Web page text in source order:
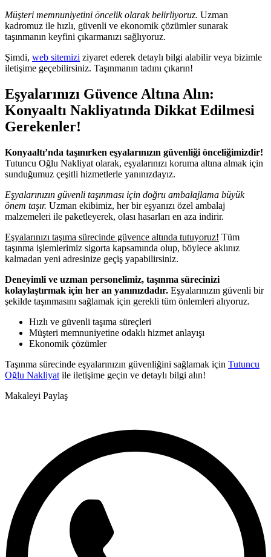
Müşteri memnuniyetini öncelik olarak belirliyoruz. Uzman
kadromuz ile hızlı, güvenli ve ekonomik çözümler sunarak
taşınmanın keyfini çıkarmanızı sağlıyoruz.
Şimdi, web sitemizi ziyaret ederek detaylı bilgi alabilir veya bizimle
iletişime geçebilirsiniz. Taşınmanın tadını çıkarın!
Eşyalarınızı Güvence Altına Alın:
Konyaaltı Nakliyatında Dikkat Edilmesi
Gerekenler!
Konyaaltı’nda taşınırken eşyalarınızın güvenliği önceliğimizdir!
Tutuncu Oğlu Nakliyat olarak, eşyalarınızı koruma altına almak için
sunduğumuz çeşitli hizmetlerle yanınızdayız.
Eşyalarınızın güvenli taşınması için doğru ambalajlama büyük
önem taşır. Uzman ekibimiz, her bir eşyanızı özel ambalaj
malzemeleri ile paketleyerek, olası hasarları en aza indirir.
Eşyalarınızı taşıma sürecinde güvence altında tutuyoruz! Tüm
taşınma işlemlerimiz sigorta kapsamında olup, böylece aklınız
kalmadan yeni adresinize geçiş yapabilirsiniz.
Deneyimli ve uzman personelimiz, taşınma sürecinizi
kolaylaştırmak için her an yanınızdadır. Eşyalarınızın güvenli bir
şekilde taşınmasını sağlamak için gerekli tüm önlemleri alıyoruz.
Hızlı ve güvenli taşıma süreçleri
Müşteri memnuniyetine odaklı hizmet anlayışı
Ekonomik çözümler
Taşınma sürecinde eşyalarınızın güvenliğini sağlamak için Tutuncu
Oğlu Nakliyat ile iletişime geçin ve detaylı bilgi alın!
Makaleyi Paylaş